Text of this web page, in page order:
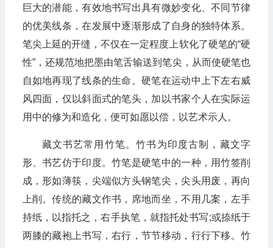
巨大的潜能，有效地书写出具有微妙变化、不同节律
的优美线条，在发展中逐渐形成了自身的独特体系。
笔尖上延的开缝，不仅在一定程度上软化了硬笔的“硬
性”，还规范地把墨由笔舌输送到笔尖，从而使硬笔也
自如地再现了线条的生命。硬笔在运动中上下左右威
风四面，仅以斜面式的笔头，加以书家个人在实际运
用中的修为和造化，便可如愿以偿，以艺术示人。
藏文书艺常用竹笔。竹书为印度古制，藏文字
形、书艺仿于印度。竹笔是硬笔中的一种，用竹签削
成，形如薄筷，尖端似方头钢笔尖，尖头用废，再向
上削。传统的藏文作书，席地而坐，不用几案，左手
持纸，以指托之，右手执笔，就指托处书写;或捺纸于
两膝的藏袍上书写，右行，节节移动，行行下移。竹